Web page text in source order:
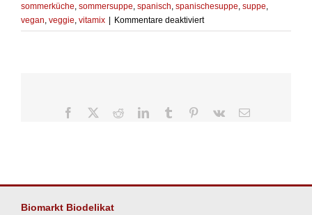
sommerküche, sommersuppe, spanisch, spanischesuppe, suppe,
vegan, veggie, vitamix Kommentare deaktiviertfür
Gazpacho
Facebook RedditLinkedInTumblr Pinterest
Vk
E-
Biomarkt Biodelikat